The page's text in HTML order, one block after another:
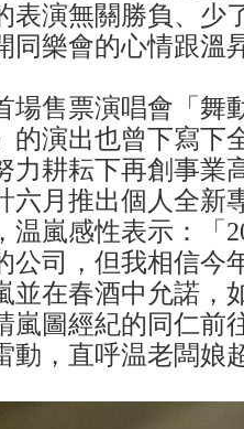
表演無關勝負、少
同樂會的心情跟溫
場售票演唱會「舞
的演出也曾下寫下
力耕耘下再創事業
六月推出個人全新
温嵐感性表示：「
公司，但我相信今
並在春酒中允諾，
嵐圖經紀的同仁前
動，直呼温老闆娘